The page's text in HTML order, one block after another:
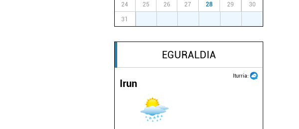
24 25 26 27 28 29 30
31
EGURALDIA
Iturria:
Irun